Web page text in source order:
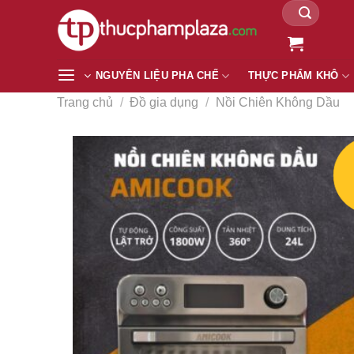
Tìm
kiếm:
NGUYÊN LIỆU PHA CHẾ THỰC PHẨM KHÔ
Trang chủ / Đồ gia dụng / Nồi Chiên Không Dầu